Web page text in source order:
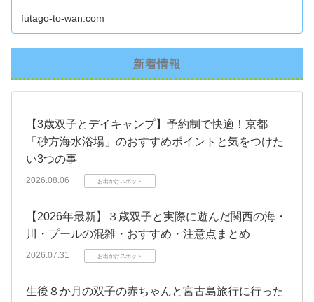
futago-to-wan.com
新着情報
【3歳双子とデイキャンプ】予約制で快適！京都
「砂方海水浴場」のおすすめポイントと気をつけた
い3つの事
2026.08.06 お出かけスポット
【2026年最新】３歳双子と実際に遊んだ関西の海・
川・プールの混雑・おすすめ・注意点まとめ
2026.07.31 お出かけスポット
生後８か月の双子の赤ちゃんと宮古島旅行に行った